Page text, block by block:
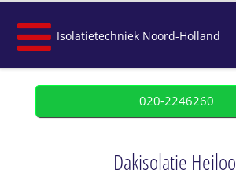
Isolatietechniek Noord-Holland
020-2246260
Dakisolatie Heiloo